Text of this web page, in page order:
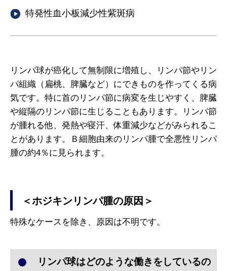
特発性血小板減少性紫斑病
リンパ球が癌化して無制限に増殖し、リンパ節やリン
パ組織（扁桃、脾臓など）にできものを作ってくる病
気です。特に首のリンパ節に病変を生じやすく、脾臓
や縦隔のリンパ節に生じることもあります。リンパ節
が腫れる他、発熱や寝汗、体重減少などがみられるこ
とがあります。Ｂ細胞由来のリンパ腫で全悪性リンパ
腫の約4％に見られます。
＜ホジキンリンパ腫の原因＞
特殊なケースを除き、原因は不明です。
リンパ球はどのような働きをしているの